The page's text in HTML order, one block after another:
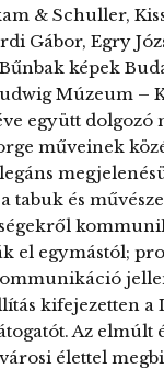
& Schuller,
Gábor, Egry
képek
Múzeum –
együtt
műveinek
tabuk és
el egymástól;
kifejezetten
Az elmúlt
élettel